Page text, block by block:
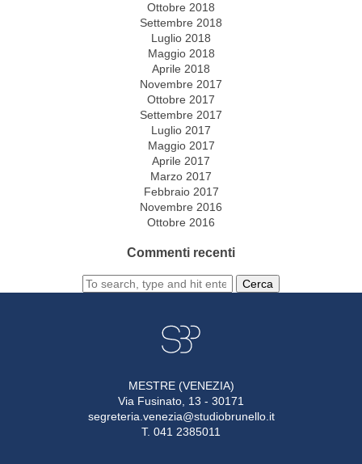
Ottobre 2018
Settembre 2018
Luglio 2018
Maggio 2018
Aprile 2018
Novembre 2017
Ottobre 2017
Settembre 2017
Luglio 2017
Maggio 2017
Aprile 2017
Marzo 2017
Febbraio 2017
Novembre 2016
Ottobre 2016
Commenti recenti
Cerca
MESTRE (VENEZIA)
Via Fusinato, 13 - 30171
segreteria.venezia@studiobrunello.it
T. 041 2385011